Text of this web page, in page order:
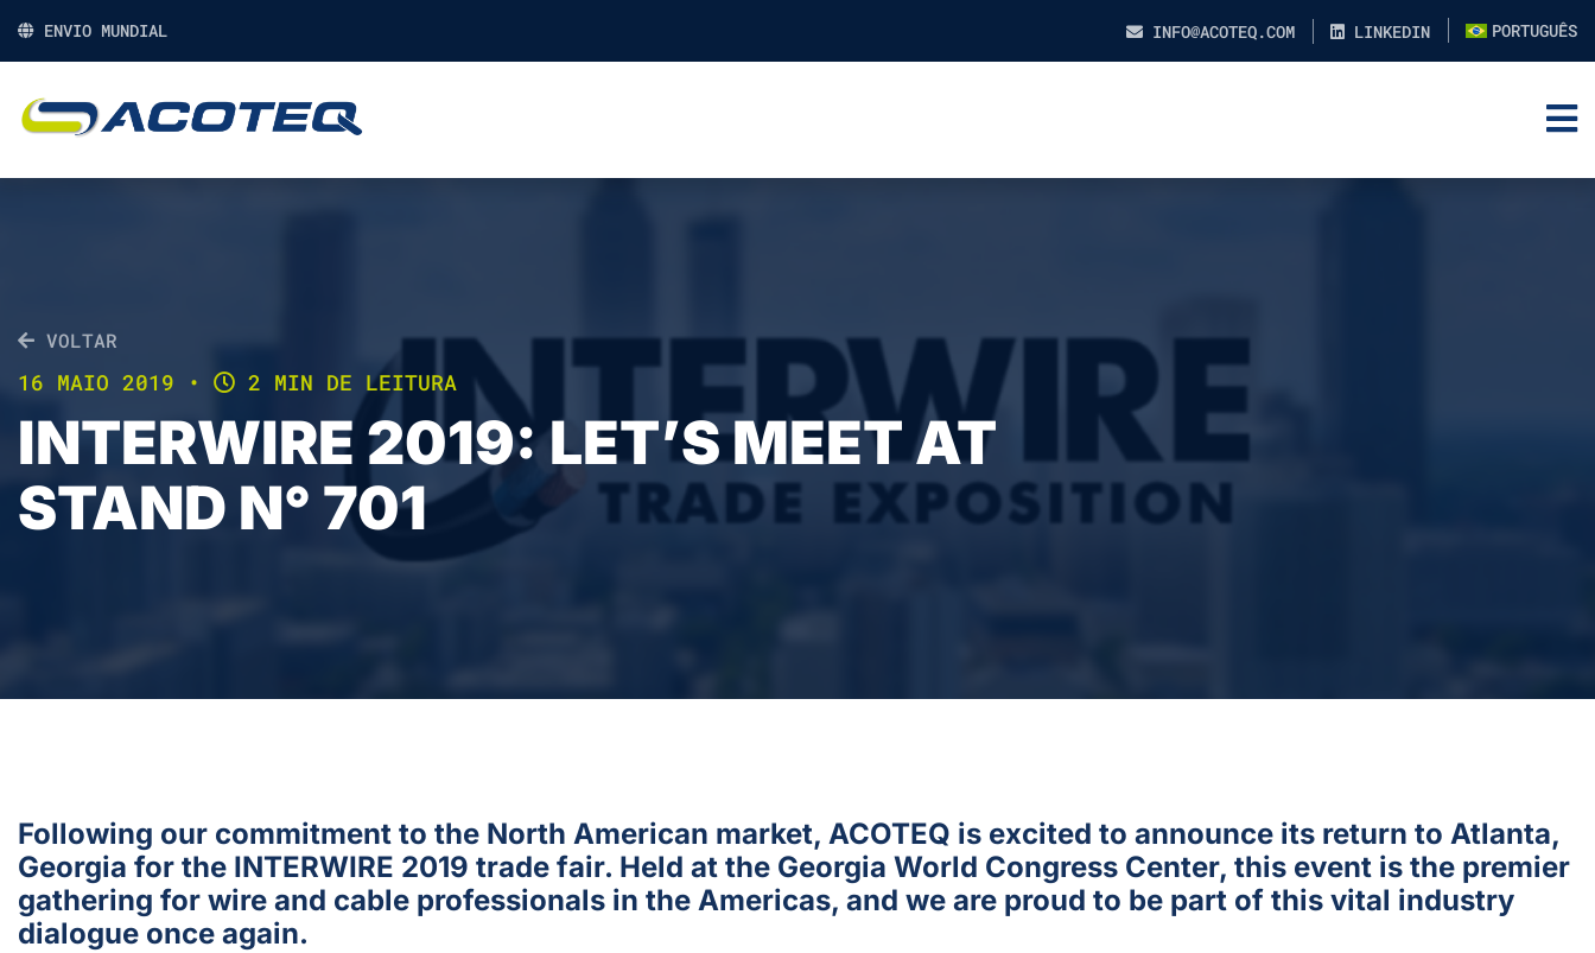
ENVIO MUNDIAL INFO@ACOTEQ.COM LINKEDIN PORTUGUÊS
VOLTAR
16 MAIO 2019 • 2 MIN DE LEITURA
INTERWIRE 2019: LET’S MEET AT
STAND N° 701
Following our commitment to the North American market, ACOTEQ is excited to announce its return to Atlanta,
Georgia for the INTERWIRE 2019 trade fair. Held at the Georgia World Congress Center, this event is the premier
gathering for wire and cable professionals in the Americas, and we are proud to be part of this vital industry
dialogue once again.